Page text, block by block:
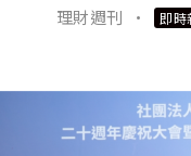
理財週刊 · 即時